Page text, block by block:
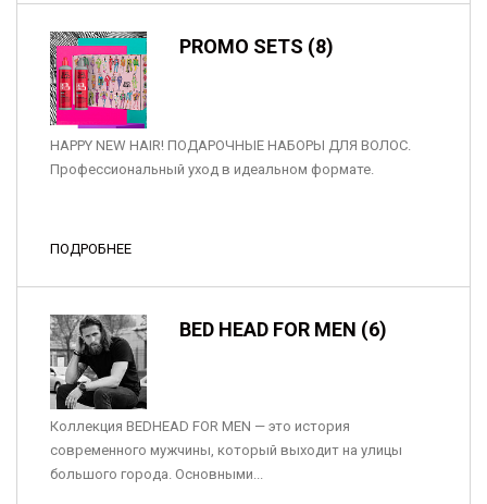
PROMO SETS (8)
HAPPY NEW HAIR! ПОДАРОЧНЫЕ НАБОРЫ ДЛЯ ВОЛОС.
Профессиональный уход в идеальном формате.
ПОДРОБНЕЕ
BED HEAD FOR MEN (6)
Коллекция BEDHEAD FOR MEN — это история
современного мужчины, который выходит на улицы
большого города. Основными...